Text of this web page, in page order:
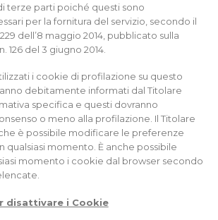
terze parti poiché questi sono
per la fornitura del servizio, secondo il
dell’8 maggio 2014, pubblicato sulla
126 del 3 giugno 2014.
i cookie di profilazione su questo
debitamente informati dal Titolare
specifica e questi dovranno
o meno alla profilazione. Il Titolare
è possibile modificare le preferenze
qualsiasi momento. È anche possibile
momento i cookie dal browser secondo
disattivare i Cookie